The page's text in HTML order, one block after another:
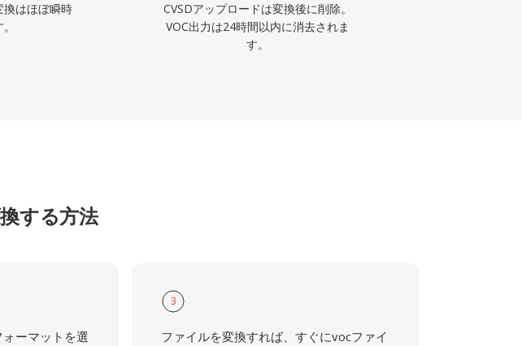
換はほぼ瞬時
CVSDアップロードは変換後に削除。
VOC出力は24時間以内に消去されま
す。
する方法
ーマットを選
3
ファイルを変換すれば、すぐにvocファイ